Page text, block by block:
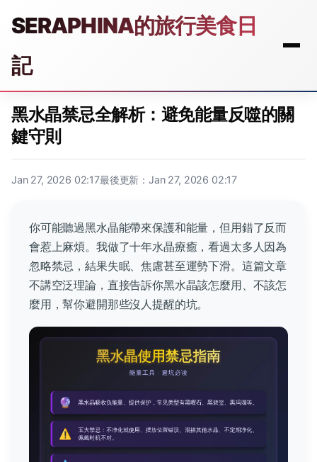
SERAPHINA的旅行美食日
記
黑水晶禁忌全解析：避免能量反噬的關
鍵守則
Jan 27, 2026 02:17最後更新：Jan 27, 2026 02:17
你可能聽過黑水晶能帶來保護和能量，但用錯了反而
會惹上麻煩。我做了十年水晶療癒，看過太多人因為
忽略禁忌，結果失眠、焦慮甚至運勢下滑。這篇文章
不講空泛理論，直接告訴你黑水晶該怎麼用、不該怎
麼用，幫你避開那些沒人提醒的坑。